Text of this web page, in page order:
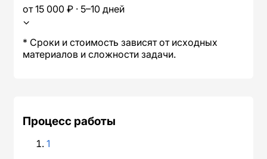
от 15 000 ₽ · 5–10 дней
⌄
* Сроки и стоимость зависят от исходных
материалов и сложности задачи.
Процесс работы
1